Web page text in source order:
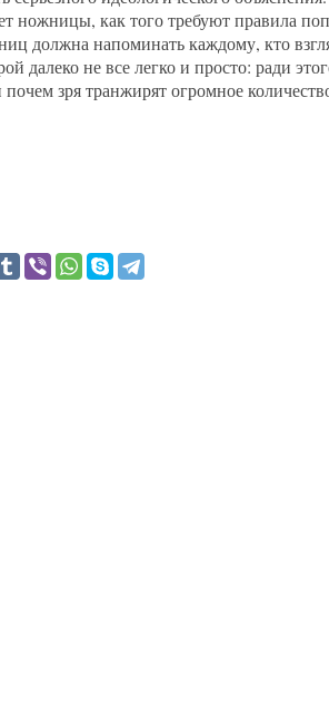
ножницы, как того требуют правила
должна напоминать каждому, кто
далеко не все легко и просто: ради
почем зря транжирят огромное